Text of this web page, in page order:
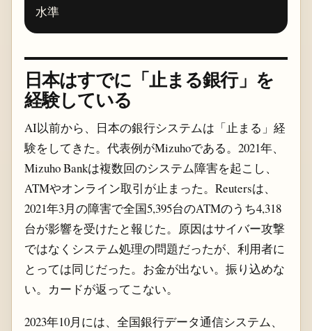
水準
日本はすでに「止まる銀行」を
経験している
AI以前から、日本の銀行システムは「止まる」経
験をしてきた。代表例がMizuhoである。2021年、
Mizuho Bankは複数回のシステム障害を起こし、
ATMやオンライン取引が止まった。Reutersは、
2021年3月の障害で全国5,395台のATMのうち4,318
台が影響を受けたと報じた。原因はサイバー攻撃
ではなくシステム処理の問題だったが、利用者に
とっては同じだった。お金が出ない。振り込めな
い。カードが返ってこない。
2023年10月には、全国銀行データ通信システム、